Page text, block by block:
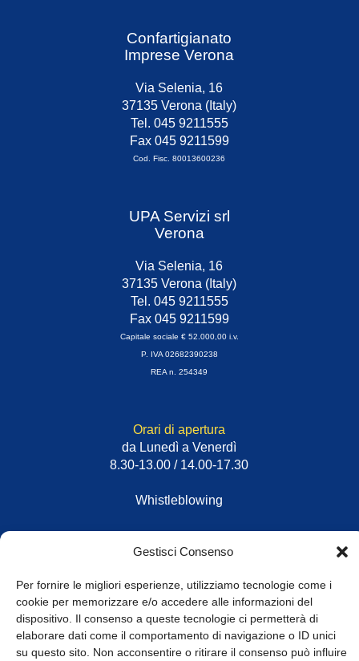
Gestisci Consenso
Per fornire le migliori esperienze, utilizziamo tecnologie come i
cookie per memorizzare e/o accedere alle informazioni del
dispositivo. Il consenso a queste tecnologie ci permetterà di
elaborare dati come il comportamento di navigazione o ID unici
su questo sito. Non acconsentire o ritirare il consenso può influire
Confartigianato
Imprese Verona
Via Selenia, 16
37135 Verona (Italy)
Tel. 045 9211555
Fax 045 9211599
Cod. Fisc. 80013600236
UPA Servizi srl
Verona
Via Selenia, 16
37135 Verona (Italy)
Tel. 045 9211555
Fax 045 9211599
Capitale sociale € 52.000,00 i.v.
P. IVA 02682390238
REA n. 254349
Orari di apertura
da Lunedì a Venerdì
8.30-13.00 / 14.00-17.30
Whistleblowing
Privacy Policy e Cookie |Informativa Cookie
Web Design: Baoblà